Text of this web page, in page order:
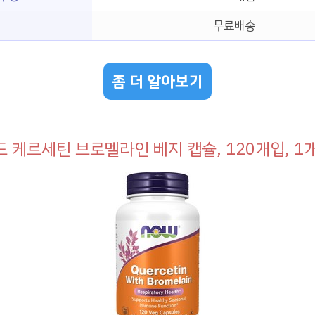
무료배송
좀 더 알아보기
케르세틴 브로멜라인 베지 캡슐, 120개입, 1